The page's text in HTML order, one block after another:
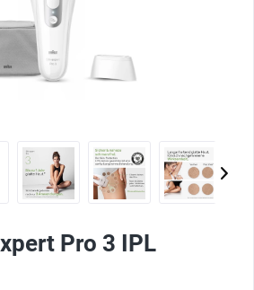
Pro 3 IPL